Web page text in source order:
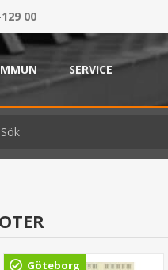
00
SERVICE
Göteborg